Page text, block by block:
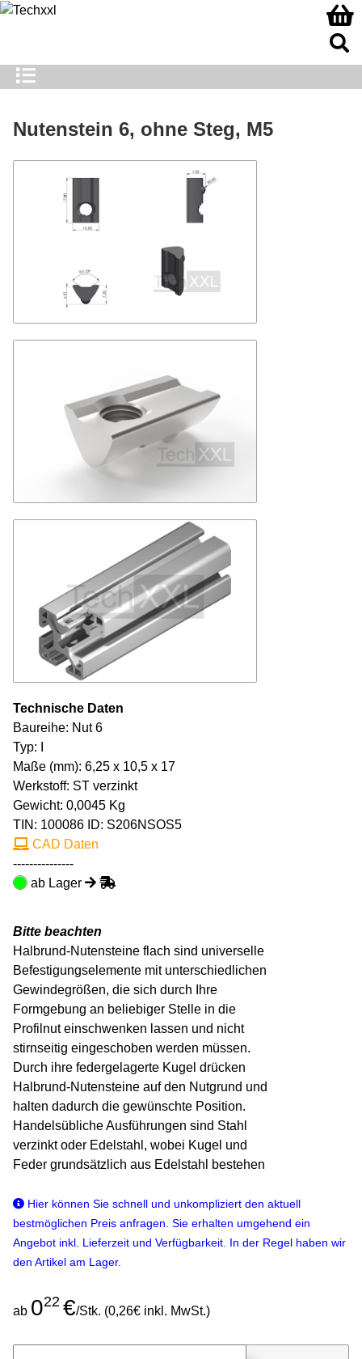
Nutenstein 6, ohne Steg, M5
Technische Daten
Baureihe: Nut 6
Typ: I
Maße (mm): 6,25 x 10,5 x 17
Werkstoff: ST verzinkt
Gewicht: 0,0045 Kg
TIN: 100086 ID: S206NSOS5
CAD Daten
---------------
ab Lager
Bitte beachten
Halbrund-Nutensteine flach sind universelle
Befestigungselemente mit unterschiedlichen
Gewindegrößen, die sich durch Ihre
Formgebung an beliebiger Stelle in die
Profilnut einschwenken lassen und nicht
stirnseitig eingeschoben werden müssen.
Durch ihre federgelagerte Kugel drücken
Halbrund-Nutensteine auf den Nutgrund und
halten dadurch die gewünschte Position.
Handelsübliche Ausführungen sind Stahl
verzinkt oder Edelstahl, wobei Kugel und
Feder grundsätzlich aus Edelstahl bestehen
Hier können Sie schnell und unkompliziert den aktuell
bestmöglichen Preis anfragen. Sie erhalten umgehend ein
Angebot inkl. Lieferzeit und Verfügbarkeit. In der Regel haben wir
den Artikel am Lager.
ab 022 €/Stk. (0,26€ inkl. MwSt.)